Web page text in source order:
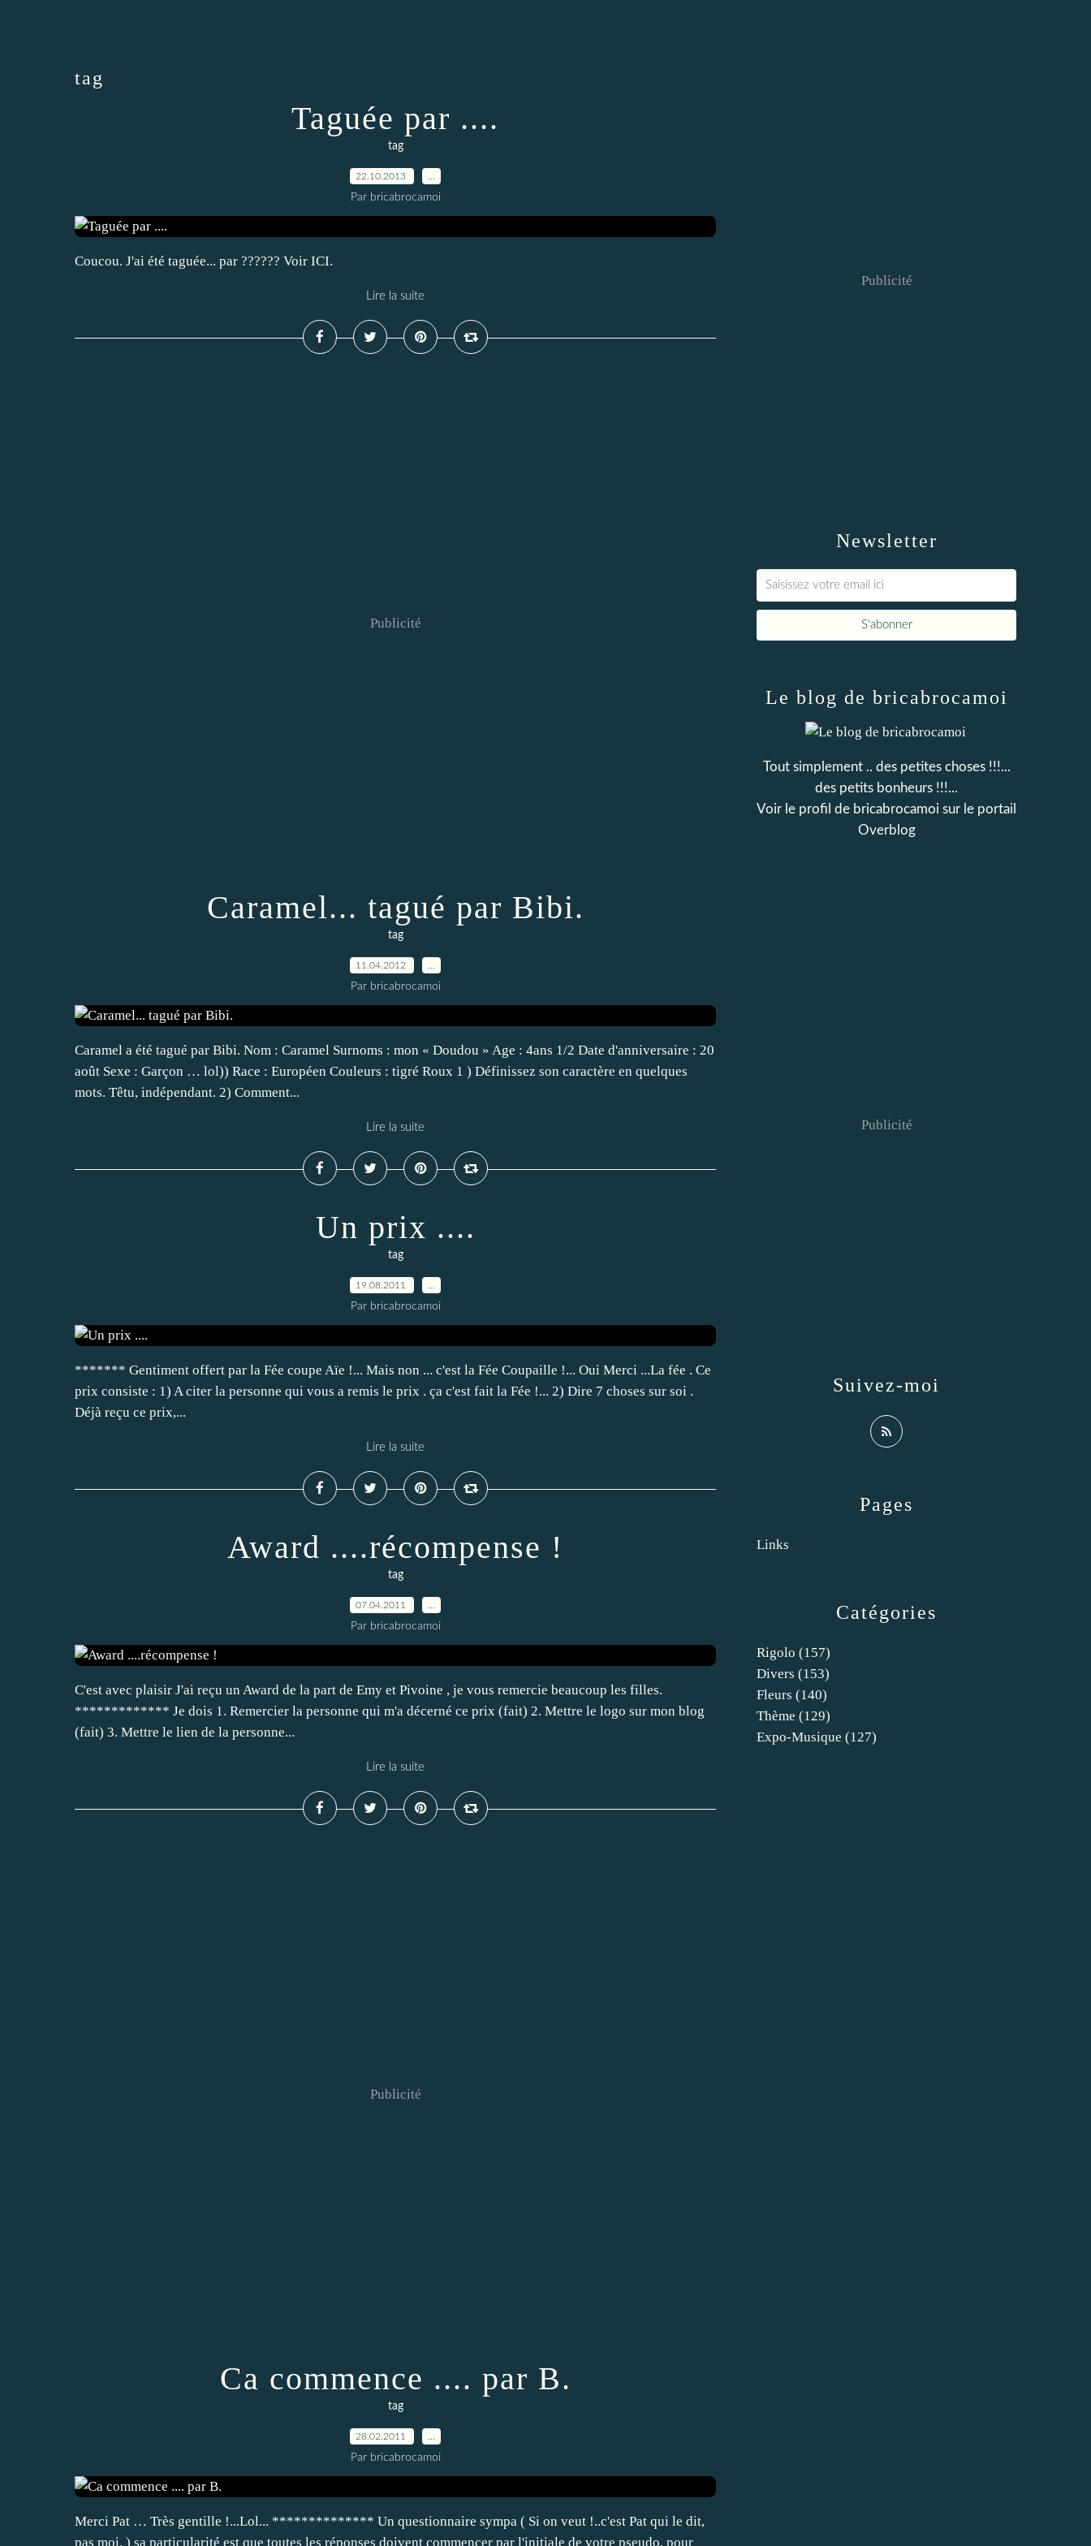
tag
Taguée par ....
tag
22.10.2013
Par bricabrocamoi
Coucou. J'ai été taguée... par ?????? Voir ICI.
Lire la suite
Publicité
Caramel... tagué par Bibi.
tag
11.04.2012
Par bricabrocamoi
Caramel a été tagué par Bibi. Nom : Caramel Surnoms : mon « Doudou » Age : 4ans 1/2 Date d'anniversaire : 20
août Sexe : Garçon … lol)) Race : Européen Couleurs : tigré Roux 1 ) Définissez son caractère en quelques
mots. Têtu, indépendant. 2) Comment...
Lire la suite
Un prix ....
tag
19.08.2011
Par bricabrocamoi
******* Gentiment offert par la Fée coupe Aïe !... Mais non ... c'est la Fée Coupaille !... Oui Merci ...La fée . Ce
prix consiste : 1) A citer la personne qui vous a remis le prix . ça c'est fait la Fée !... 2) Dire 7 choses sur soi .
Déjà reçu ce prix,...
Lire la suite
Award ....récompense !
tag
07.04.2011
Par bricabrocamoi
C'est avec plaisir J'ai reçu un Award de la part de Emy et Pivoine , je vous remercie beaucoup les filles.
************* Je dois 1. Remercier la personne qui m'a décerné ce prix (fait) 2. Mettre le logo sur mon blog
(fait) 3. Mettre le lien de la personne...
Lire la suite
Publicité
Ca commence .... par B.
tag
28.02.2011
Par bricabrocamoi
Merci Pat … Très gentille !...Lol... ************** Un questionnaire sympa ( Si on veut !..c'est Pat qui le dit,
pas moi. ) sa particularité est que toutes les réponses doivent commencer par l'initiale de votre pseudo, pour
Newsletter
Publicité
Catégories
Rigolo (157)
Divers (153)
Fleurs (140)
Thème (129)
Expo-Musique (127)
Pages
Links
Le blog de bricabrocamoi
Tout simplement .. des petites choses !!!...
des petits bonheurs !!!...
Voir le profil de bricabrocamoi sur le portail
Overblog
Suivez-moi
Publicité